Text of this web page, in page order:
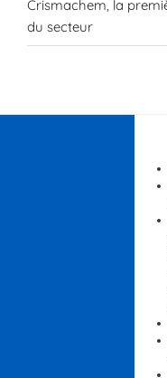
Crismachem, la
du secteur